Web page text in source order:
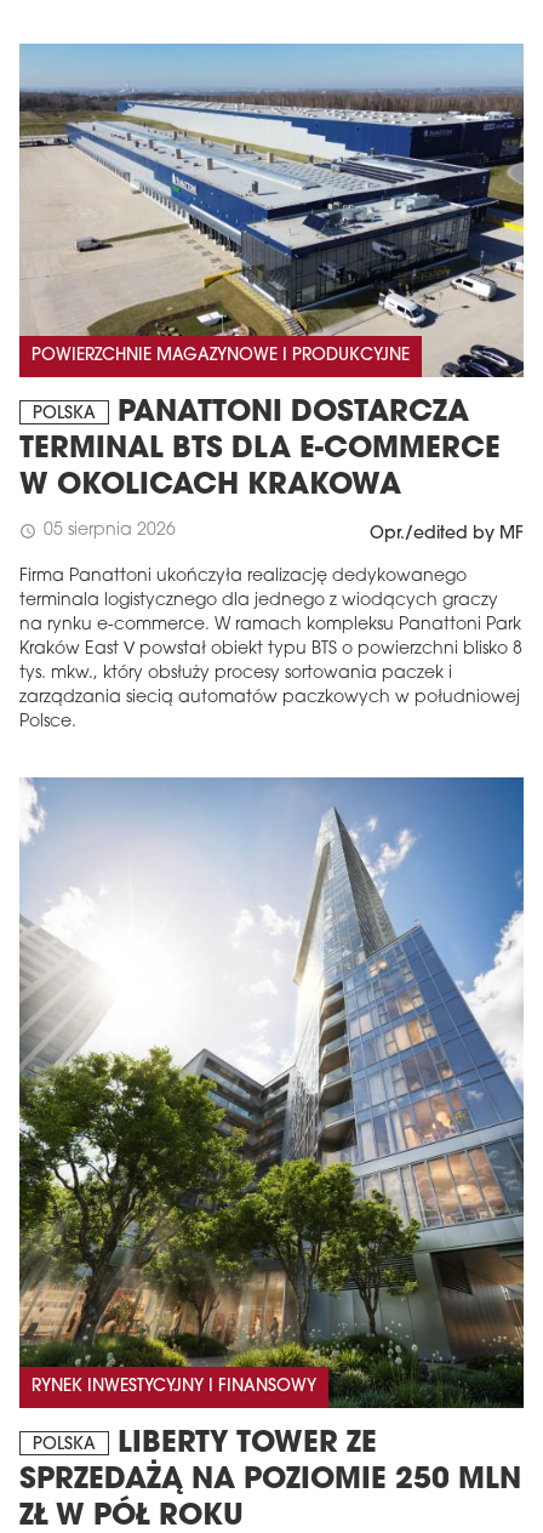
POWIERZCHNIE MAGAZYNOWE I PRODUKCYJNE
POLSKA
PANATTONI DOSTARCZA
TERMINAL BTS DLA E-COMMERCE
W OKOLICACH KRAKOWA
schedule 05 sierpnia 2026 Opr./edited by MF
Firma Panattoni ukończyła realizację dedykowanego
terminala logistycznego dla jednego z wiodących graczy
na rynku e-commerce. W ramach kompleksu Panattoni Park
Kraków East V powstał obiekt typu BTS o powierzchni blisko 8
tys. mkw., który obsłuży procesy sortowania paczek i
zarządzania siecią automatów paczkowych w południowej
Polsce.
RYNEK INWESTYCYJNY I FINANSOWY
POLSKA
LIBERTY TOWER ZE
SPRZEDAŻĄ NA POZIOMIE 250 MLN
ZŁ W PÓŁ ROKU